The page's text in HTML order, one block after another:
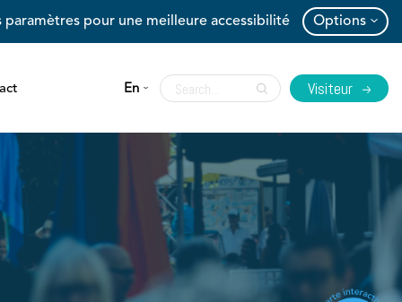
paramètres pour une meilleure accessibilité Options
En Visiteur